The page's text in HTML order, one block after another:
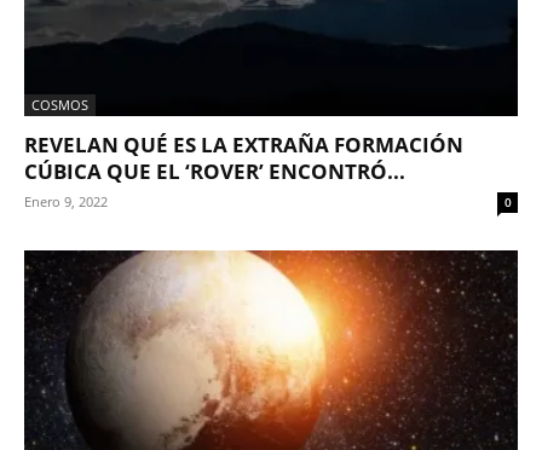
COSMOS
REVELAN QUÉ ES LA EXTRAÑA FORMACIÓN
CÚBICA QUE EL ‘ROVER’ ENCONTRÓ...
Enero 9, 2022 0